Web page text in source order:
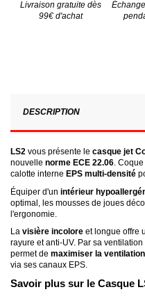
Livraison gratuite dès
99€ d'achat
DESCRIPTION
LS2 vous présente le casque jet
nouvelle norme ECE 22.06. Coque
calotte interne EPS multi-densité
Équiper d'un intérieur
optimal, les mousses de joues
l'ergonomie.
La visière incolore et longue offre
rayure et anti-UV. Par sa
permet de maximiser la ventilation
via ses canaux EPS.
Savoir plus sur le Casque